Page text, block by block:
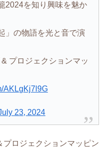
2024を知り興味を魅か
」の物語を光と音で演
プロジェクションマッ
AKLgKj7l9G
23, 2024
ロジェクションマッピン